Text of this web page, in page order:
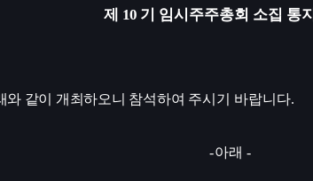
제 10 기 임시주주총회 소집 통지
와 같이 개최하오니 참석하여 주시기 바랍니다.
-아래-